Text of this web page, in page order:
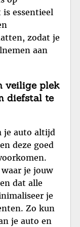
essentieel
zodat je
aan
veilige plek
diefstal te
je auto altijd
deze goed
je jouw
dat alle
je
Zo kun
je auto en